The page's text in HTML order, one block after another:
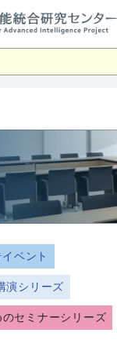
イ
ン
動
ベント
演シリーズ
セミナーシリーズ